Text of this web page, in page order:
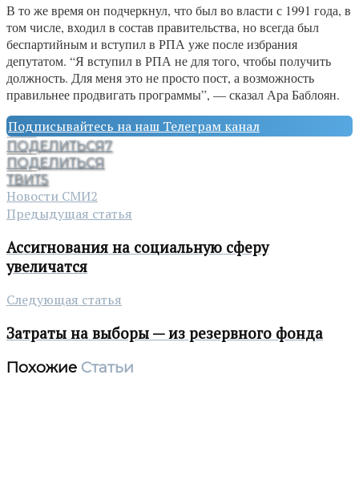
В то же время он подчеркнул, что был во власти с 1991 года, в
том числе, входил в состав правительства, но всегда был
беспартийным и вступил в РПА уже после избрания
депутатом. “Я вступил в РПА не для того, чтобы получить
должность. Для меня это не просто пост, а возможность
правильнее продвигать программы”, — сказал Ара Баблоян.
Подписывайтесь на наш Телеграм канал
ПОДЕЛИТЬСЯ7
ПОДЕЛИТЬСЯ
ТВИТ5
Новости СМИ2
Предыдущая статья
Ассигнования на социальную сферу
увеличатся
Следующая статья
Затраты на выборы — из резервного фонда
Похожие Статьи